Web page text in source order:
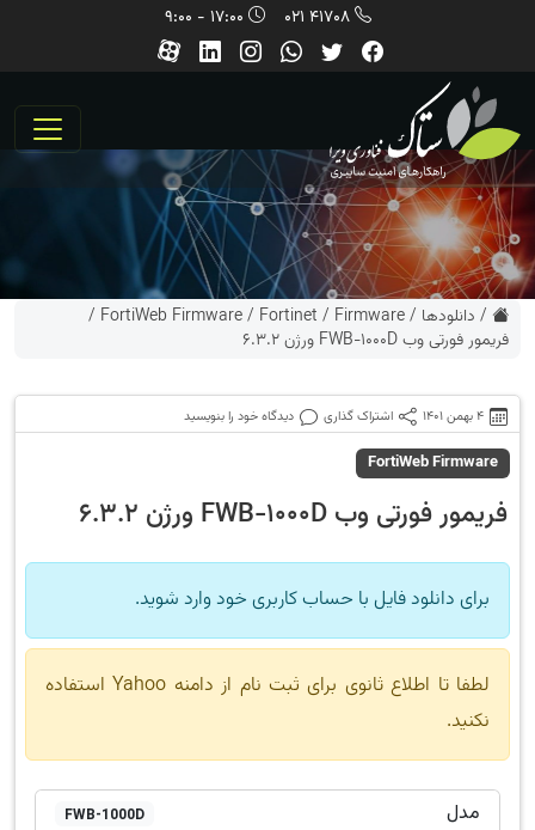
41708 021
/ دانلودها /
Firmware
/
Fortinet
/
FortiWeb Firmware
/
فریمور فورتی وب FWB-1000D ورژن 6.3.2
4 بهمن 1401 اشتراک گذاری دیدگاه خود را بنویسید
FortiWeb Firmware
فریمور فورتی وب FWB-1000D ورژن 6.3.2
برای دانلود فایل با حساب کاربری خود وارد شوید.
لطفا تا اطلاع ثانوی برای ثبت نام از دامنه Yahoo استفاده
نکنید.
مدل FWB-1000D